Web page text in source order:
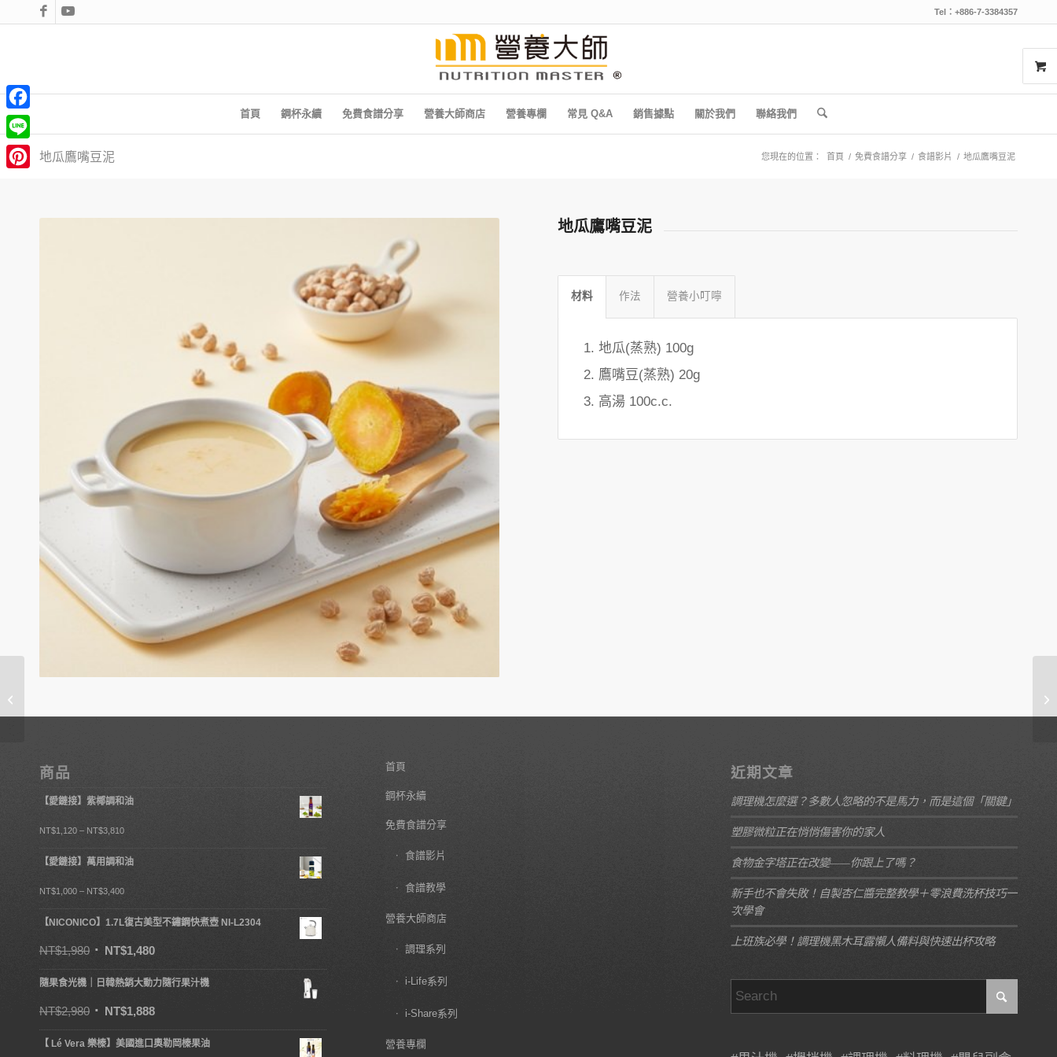
Tel：+886-7-3384357
首頁 鋼杯永續 免費食譜分享 營養大師商店 營養專欄 常見 Q&A 銷售據點 關於我們 聯絡我們
地瓜鷹嘴豆泥 您現在的位置： 首頁 / 免費食譜分享 / 食譜影片 / 地瓜鷹嘴豆泥
地瓜鷹嘴豆泥
材料 作法 營養小叮嚀
地瓜(蒸熟) 100g
鷹嘴豆(蒸熟) 20g
高湯 100c.c.
商品
【愛鏈接】紫椰調和油
NT$1,120 – NT$3,810
【愛鏈接】萬用調和油
NT$1,000 – NT$3,400
【NICONICO】1.7L復古美型不鏽鋼快煮壺 NI-L2304
NT$1,980 NT$1,480
隨果食光機｜日韓熱銷大動力隨行果汁機
NT$2,980 NT$1,888
【 Lé Vera 樂榛】美國進口奧勒岡榛果油
首頁
鋼杯永續
免費食譜分享
食譜影片
食譜教學
營養大師商店
調理系列
i-Life系列
i-Share系列
營養專欄
近期文章
調理機怎麼選？多數人忽略的不是馬力，而是這個「關鍵」
塑膠微粒正在悄悄傷害你的家人
食物金字塔正在改變——你跟上了嗎？
新手也不會失敗！自製杏仁醬完整教學＋零浪費洗杯技巧一
次學會
上班族必學！調理機黑木耳露懶人備料與快速出杯攻略
Facebook
Line